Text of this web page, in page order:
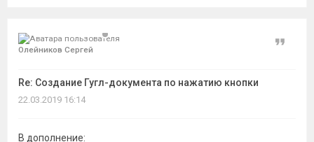
Олейников Сергей
Re: Создание Гугл-документа по нажатию кнопки
Цитата
22.03.2019 16:14
В дополнение: